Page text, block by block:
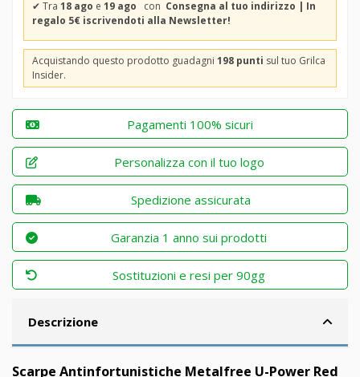
✔ Tra 18 ago e 19 ago con Consegna al tuo indirizzo | In
regalo 5€ iscrivendoti alla Newsletter!
Acquistando questo prodotto guadagni 198 punti sul tuo Grilca
Insider.
Pagamenti 100% sicuri
Personalizza con il tuo logo
Spedizione assicurata
Garanzia 1 anno sui prodotti
Sostituzioni e resi per 90gg
Descrizione
Scarpe Antinfortunistiche Metalfree U-Power Red